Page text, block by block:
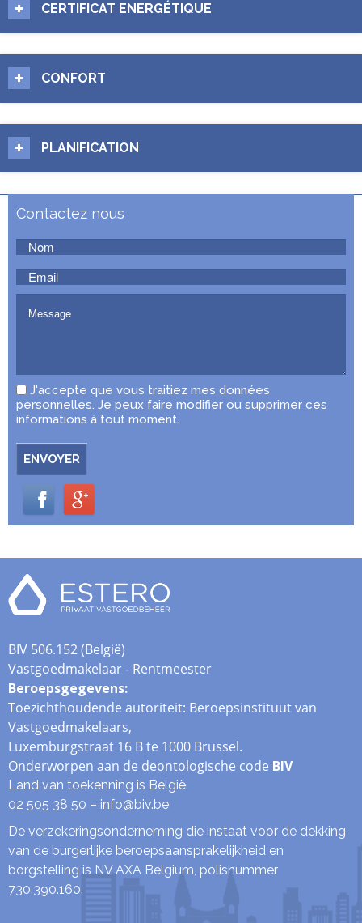
Contactez nous
J'accepte que vous traitiez mes données
personnelles. Je peux faire modifier ou supprimer ces
informations à tout moment.
ENVOYER
CERTIFICAT ENERGÉTIQUE
CONFORT
PLANIFICATION
BIV 506.152 (België)
Vastgoedmakelaar - Rentmeester
Beroepsgegevens:
Toezichthoudende autoriteit: Beroepsinstituut van
Vastgoedmakelaars,
Luxemburgstraat 16 B te 1000 Brussel.
Onderworpen aan de deontologische code BIV
Land van toekenning is België.
02 505 38 50 – info@biv.be
De verzekeringsonderneming die instaat voor de dekking
van de burgerlijke beroepsaansprakelijkheid en
borgstelling is NV AXA Belgium, polisnummer
730.390.160.